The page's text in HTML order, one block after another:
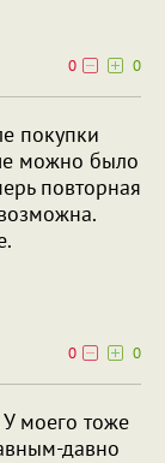
0
0
покупки
можно было
повторная
0
0
моего тоже
давно